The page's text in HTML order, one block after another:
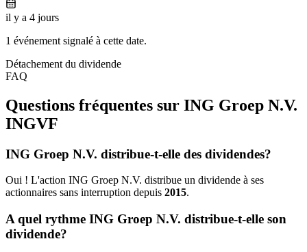
il y a 4 jours
1 événement signalé à cette date.
Détachement du dividende
FAQ
Questions fréquentes sur ING Groep N.V.
INGVF
ING Groep N.V. distribue-t-elle des dividendes?
Oui ! L'action ING Groep N.V. distribue un dividende à ses
actionnaires sans interruption depuis 2015.
A quel rythme ING Groep N.V. distribue-t-elle son
dividende?